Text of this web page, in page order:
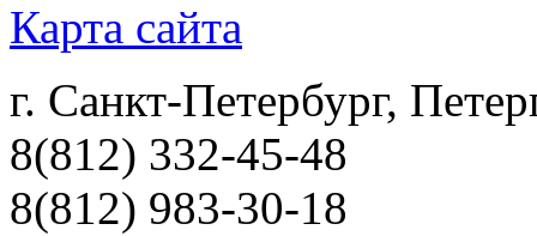
Карта сайта
г. Санкт-Петербург,
8(812) 332-45-48
8(812) 983-30-18